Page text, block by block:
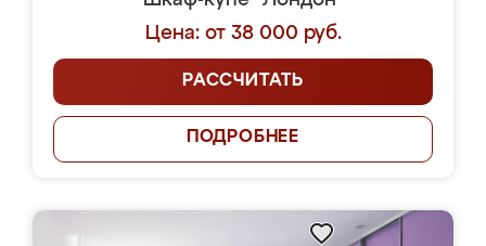
Цена: от 38 000 руб.
РАССЧИТАТЬ
ПОДРОБНЕЕ